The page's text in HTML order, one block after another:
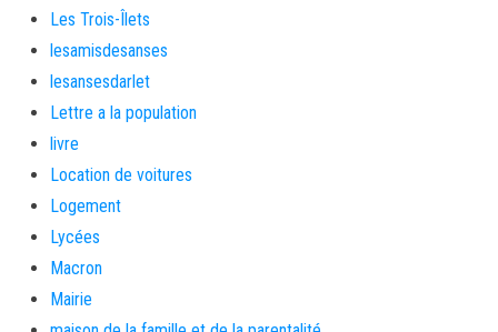
Les Trois-Îlets
lesamisdesanses
lesansesdarlet
Lettre a la population
livre
Location de voitures
Logement
Lycées
Macron
Mairie